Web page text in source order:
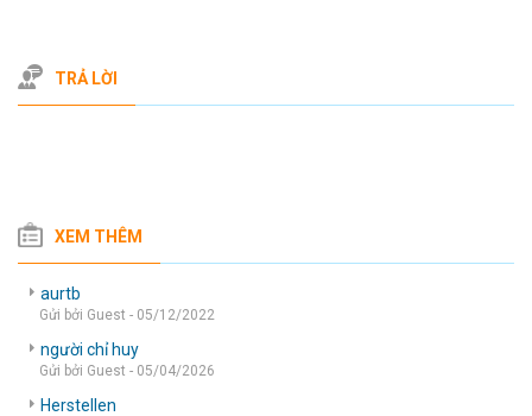
TRẢ LỜI
XEM THÊM
aurtb
Gửi bởi Guest - 05/12/2022
người chỉ huy
Gửi bởi Guest - 05/04/2026
Herstellen